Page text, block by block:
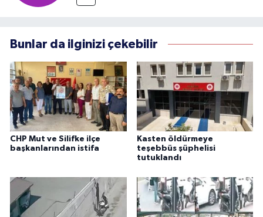
Bunlar da ilginizi çekebilir
CHP Mut ve Silifke ilçe
başkanlarından istifa
Kasten öldürmeye
teşebbüs şüphelisi
tutuklandı